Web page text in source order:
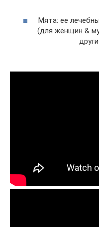
Мята: ее
(для женщин &